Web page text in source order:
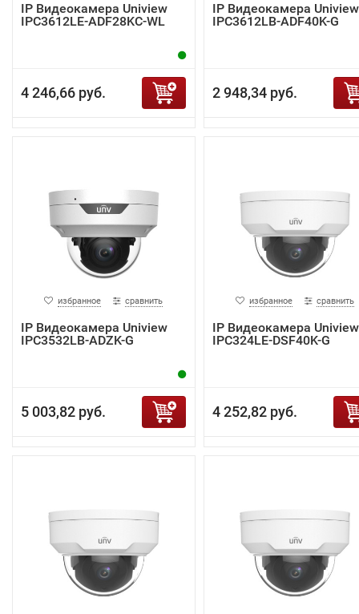
IP Видеокамера Uniview
IPC3612LE-ADF28KC-WL
4 246,66 руб.
IP Видеокамера Uniview
IPC3612LB-ADF40K-G
2 948,34 руб.
избранное сравнить
IP Видеокамера Uniview
IPC3532LB-ADZK-G
5 003,82 руб.
избранное сравнить
IP Видеокамера Uniview
IPC324LE-DSF40K-G
4 252,82 руб.